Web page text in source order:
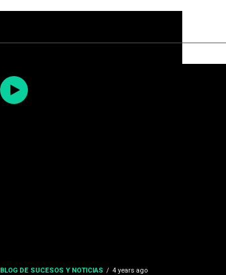
BLOG DE SUCESOS Y NOTICIAS 4 years ago